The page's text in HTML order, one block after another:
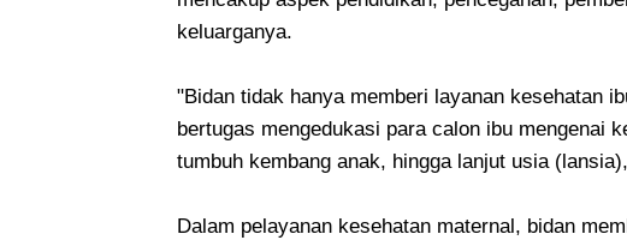
keluarganya.
"Bidan tidak hanya memberi layanan kesehatan
bertugas mengedukasi para calon ibu mengenai
tumbuh kembang anak, hingga lanjut usia
Dalam pelayanan kesehatan maternal, bidan